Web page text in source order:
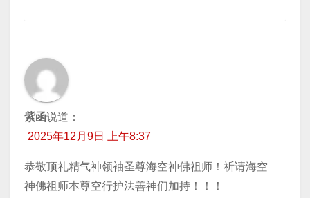
紫函说道：
2025年12月9日 上午8:37
恭敬顶礼精气神领袖圣尊海空神佛祖师！祈请海空
神佛祖师本尊空行护法善神们加持！！！